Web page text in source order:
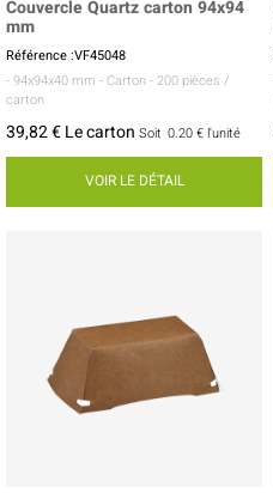
Couvercle Quartz carton 94x94
mm
Référence :VF45048
- 94x94x40 mm - Carton - 200 pièces /
carton
39,82 € Le carton Soit 0.20 € l'unité
VOIR LE DÉTAIL